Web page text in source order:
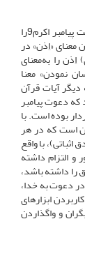
خداوند در آیۀ 46 سورۀ احزاب، یکی از پنج هدف رسالت پیامبر اکرم9را
«اِذن» در
اِذن را به‌معنای
نمودن» معنا
دیگر آیات قرآن
می‌شود که دعوت پیامبر
بوده است. با
است که در هر
با واقع
التزام داشته
داشته باشد،
دعوت به خدا،
ابزارهای
و واگذاردن